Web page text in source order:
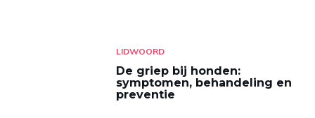
LIDWOORD
De griep bij honden:
symptomen, behandeling en
preventie